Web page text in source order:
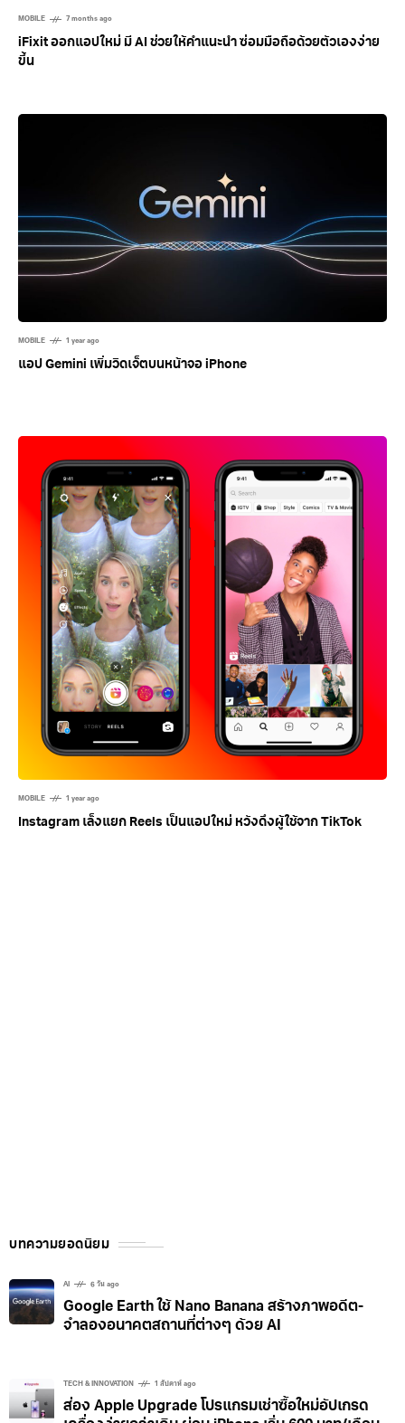
MOBILE 7 months ago
iFixit ออกแอปใหม่ มี AI ช่วยให้คำแนะนำ ซ่อมมือถือด้วยตัวเองง่าย
ขึ้น
MOBILE 1 year ago
แอป Gemini เพิ่มวิดเจ็ตบนหน้าจอ iPhone
MOBILE 1 year ago
Instagram เล็งแยก Reels เป็นแอปใหม่ หวังดึงผู้ใช้จาก TikTok
บทความยอดนิยม
AI 6 วัน ago
Google Earth ใช้ Nano Banana สร้างภาพอดีต-
จำลองอนาคตสถานที่ต่างๆ ด้วย AI
TECH & INNOVATION 1 สัปดาห์ ago
ส่อง Apple Upgrade โปรแกรมเช่าซื้อใหม่อัปเกรด